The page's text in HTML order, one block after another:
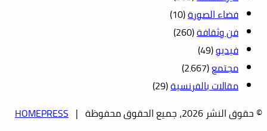
فضاء الصورة(10)
فن وثقافة(260)
فيديو(49)
مجتمع(2٬667)
مقالات بالفرنسية(29)
© حقوق النشر 2026، جميع الحقوق محفوظة |
HOMEPRESS